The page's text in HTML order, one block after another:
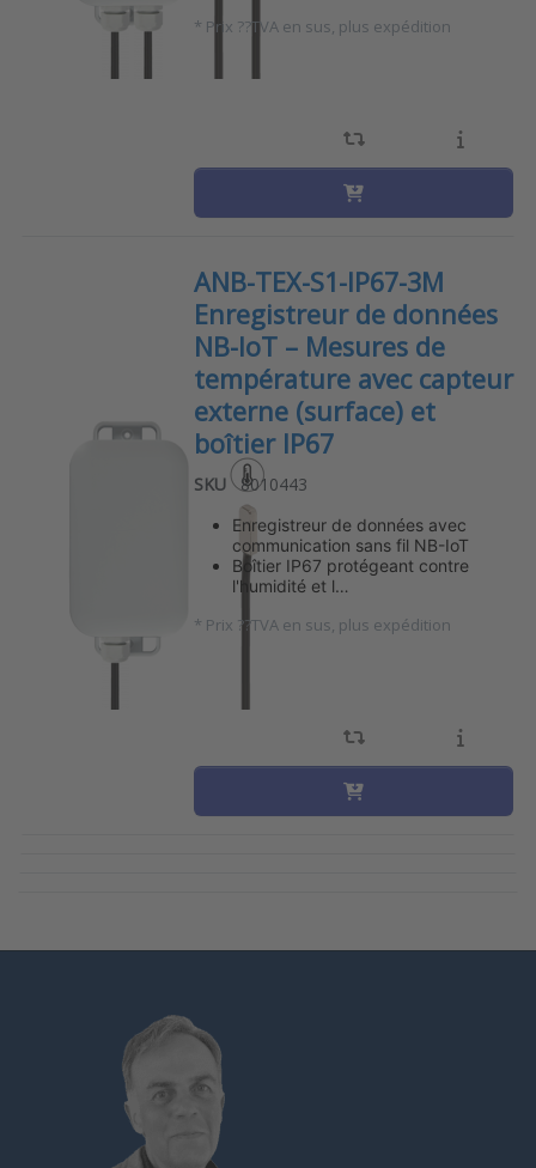
* Prix ??TVA en sus, plus expédition
ANB-TEX-S1-IP67-3M
Enregistreur de données
NB-IoT – Mesures de
température avec capteur
externe (surface) et
boîtier IP67
SKU 8010443
Enregistreur de données avec
communication sans fil NB-IoT
Boîtier IP67 protégeant contre
l'humidité et l…
* Prix ??TVA en sus, plus expédition